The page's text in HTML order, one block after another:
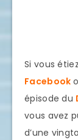
Si vous
Facebook
épisode du
vous avez
d’une